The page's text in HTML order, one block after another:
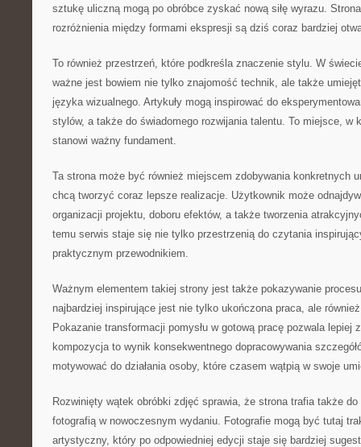
sztukę uliczną mogą po obróbce zyskać nową siłę wyrazu.
rozróżnienia między formami ekspresji są dziś coraz bardziej
To również przestrzeń, które podkreśla znaczenie stylu. W
ważne jest bowiem nie tylko znajomość technik, ale także
języka wizualnego. Artykuły mogą inspirować do
stylów, a także do świadomego rozwijania talentu. To miejsce, w
stanowi ważny fundament.
Ta strona może być również miejscem zdobywania konkretnych
chcą tworzyć coraz lepsze realizacje. Użytkownik może
organizacji projektu, doboru efektów, a także tworzenia
temu serwis staje się nie tylko przestrzenią do czytania
praktycznym przewodnikiem.
Ważnym elementem takiej strony jest także pokazywanie
najbardziej inspirujące jest nie tylko ukończona praca, ale
Pokazanie transformacji pomysłu w gotową pracę pozwala lepiej
kompozycja to wynik konsekwentnego dopracowywania
motywować do działania osoby, które czasem wątpią w swoje
Rozwinięty wątek obróbki zdjęć sprawia, że strona trafia także
fotografią w nowoczesnym wydaniu. Fotografie mogą być tutaj
artystyczny, który po odpowiedniej edycji staje się bardziej